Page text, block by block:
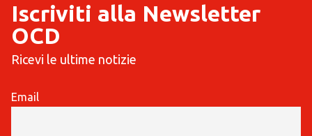
Iscriviti alla Newsletter
OCD
Ricevi le ultime notizie
Email